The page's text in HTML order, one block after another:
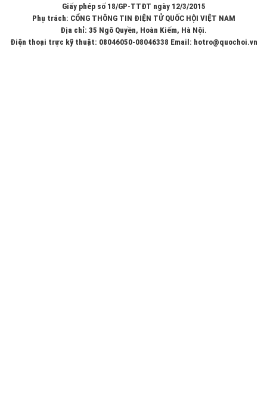
Giấy phép số 18/GP-TTĐT ngày 12/3/2015
Phụ trách: CỔNG THÔNG TIN ĐIỆN TỬ QUỐC HỘI VIỆT NAM
Địa chỉ: 35 Ngô Quyền, Hoàn Kiếm, Hà Nội.
Điện thoại trực kỹ thuật: 08046050-08046338 Email: hotro@quochoi.vn